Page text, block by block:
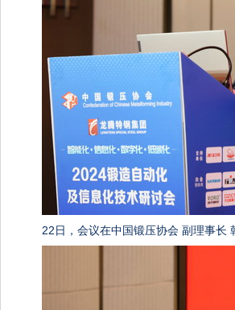
22日，会议在中国锻压协会 副理事长